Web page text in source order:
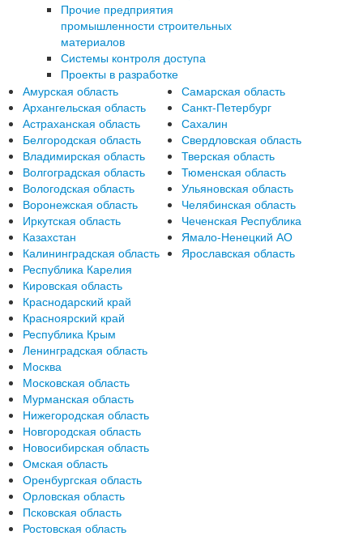
Прочие предприятия
промышленности строительных
материалов
Системы контроля доступа
Проекты в разработке
Амурская область
Архангельская область
Астраханская область
Белгородская область
Владимирская область
Волгоградская область
Вологодская область
Воронежская область
Иркутская область
Казахстан
Калининградская область
Республика Карелия
Кировская область
Краснодарский край
Красноярский край
Республика Крым
Ленинградская область
Москва
Московская область
Мурманская область
Нижегородская область
Новгородская область
Новосибирская область
Омская область
Оренбургская область
Орловская область
Псковская область
Ростовская область
Самарская область
Санкт-Петербург
Сахалин
Свердловская область
Тверская область
Тюменская область
Ульяновская область
Челябинская область
Чеченская Республика
Ямало-Ненецкий АО
Ярославская область